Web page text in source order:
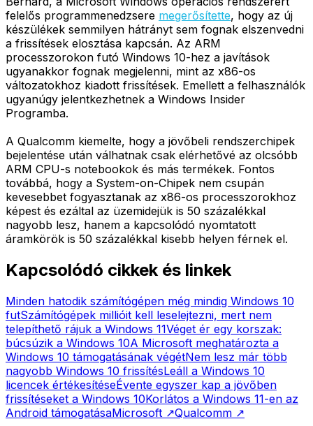
felelős programmenedzsere megerősítette, hogy az új
készülékek semmilyen hátrányt sem fognak elszenvedni
a frissítések elosztása kapcsán. Az ARM
processzorokon futó Windows 10-hez a javítások
ugyanakkor fognak megjelenni, mint az x86-os
változatokhoz kiadott frissítések. Emellett a felhasználók
ugyanúgy jelentkezhetnek a Windows Insider
Programba.
A Qualcomm kiemelte, hogy a jövőbeli rendszerchipek
bejelentése után válhatnak csak elérhetővé az olcsóbb
ARM CPU-s notebookok és más termékek. Fontos
továbbá, hogy a System-on-Chipek nem csupán
kevesebbet fogyasztanak az x86-os processzorokhoz
képest és ezáltal az üzemidejük is 50 százalékkal
nagyobb lesz, hanem a kapcsolódó nyomtatott
áramkörök is 50 százalékkal kisebb helyen férnek el.
Kapcsolódó cikkek és linkek
Minden hatodik számítógépen még mindig Windows 10
futSzámítógépek millióit kell leselejtezni, mert nem
telepíthető rájuk a Windows 11Véget ér egy korszak:
búcsúzik a Windows 10A Microsoft meghatározta a
Windows 10 támogatásának végétNem lesz már több
nagyobb Windows 10 frissítésLeáll a Windows 10
licencek értékesítéseÉvente egyszer kap a jövőben
frissítéseket a Windows 10Korlátos a Windows 11-en az
Android támogatásaMicrosoft ↗Qualcomm ↗